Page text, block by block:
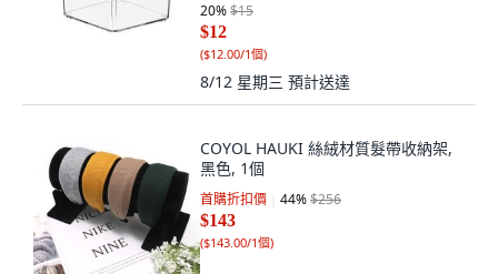
20%$15
$12
($12.00/1個)
8/12 星期三 預計送達
COYOL HAUKI 絲絨材質髮帶收納架,
黑色, 1個
首購折扣價 44%$256
$143
($143.00/1個)